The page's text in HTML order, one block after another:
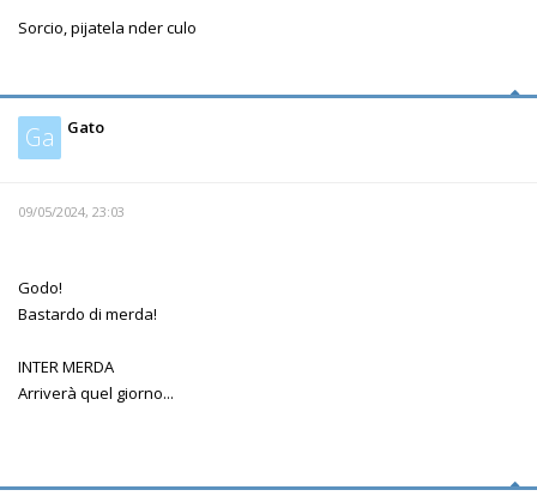
Sorcio, pijatela nder culo
Ga Gato
09/05/2024, 23:03
Godo!
Bastardo di merda!
INTER MERDA
Arriverà quel giorno...